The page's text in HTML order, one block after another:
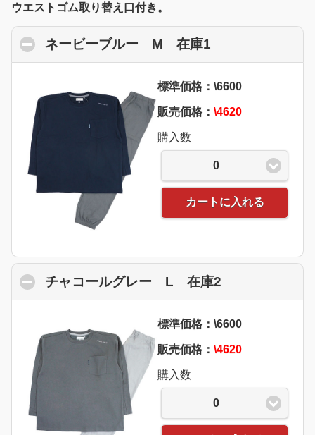
ウエストゴム取り替え口付き。
ネービーブルー M 在庫1
標準価格：\6600
販売価格： \4620
購入数
0
カートに入れる
チャコールグレー L 在庫2
標準価格：\6600
販売価格： \4620
購入数
0